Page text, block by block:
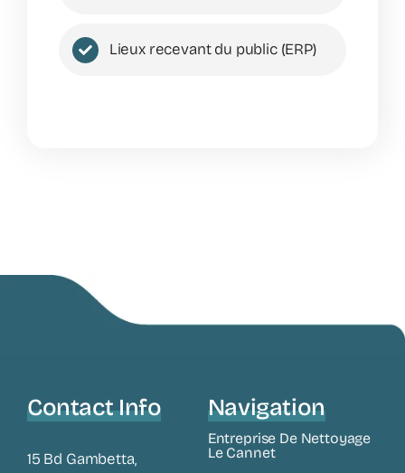
Lieux recevant du public (ERP)
Contact Info
15 Bd Gambetta,
Navigation
Entreprise De Nettoyage
Le Cannet